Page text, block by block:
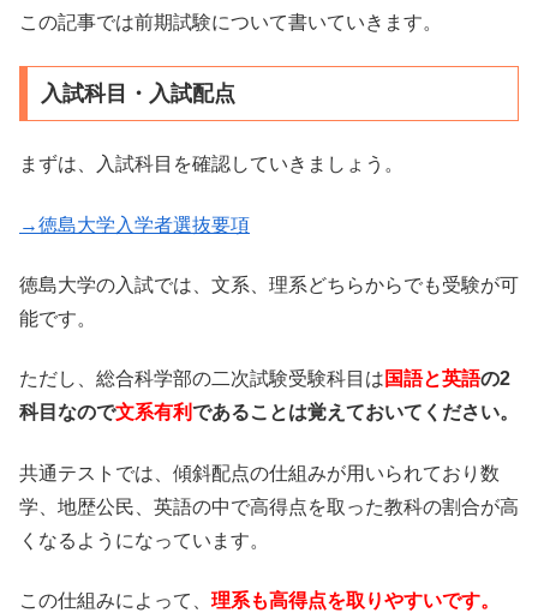
この記事では前期試験について書いていきます。
入試科目・入試配点
まずは、入試科目を確認していきましょう。
→徳島大学入学者選抜要項
徳島大学の入試では、文系、理系どちらからでも受験が可
能です。
ただし、総合科学部の二次試験受験科目は 国語と英語の2
科目なので文系有利であることは覚えておいてください。
共通テストでは、傾斜配点の仕組みが用いられており数
学、地歴公民、英語の中で高得点を取った教科の割合が高
くなるようになっています。
この仕組みによって、 理系も高得点を取りやすいです。